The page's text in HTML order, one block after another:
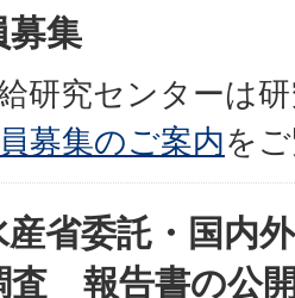
募集
研究センターは
募集のご案内を
産省委託・国内
査 報告書の公